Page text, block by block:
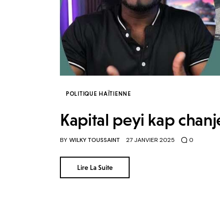
POLITIQUE HAÏTIENNE
Kapital peyi kap
BY WILKY TOUSSAINT 27 JANVIER 2025 0
Lire La Suite